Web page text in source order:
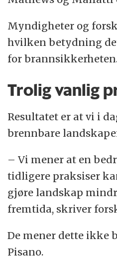
Myndigheter og
hvilken betydning
for
Trolig vanlig
Resultatet er at vi i
brennbare
– Vi mener at en
tidligere praksiser
gjøre landskap
fremtida, skriver
De mener dette ikke
Pisano.